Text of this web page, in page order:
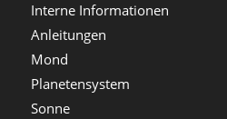
Interne Informationen
Anleitungen
Mond
Planetensystem
Sonne